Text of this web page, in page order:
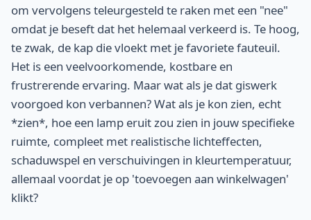
om vervolgens teleurgesteld te raken met een "nee"
omdat je beseft dat het helemaal verkeerd is. Te hoog,
te zwak, de kap die vloekt met je favoriete fauteuil.
Het is een veelvoorkomende, kostbare en
frustrerende ervaring. Maar wat als je dat giswerk
voorgoed kon verbannen? Wat als je kon zien, echt
*zien*, hoe een lamp eruit zou zien in jouw specifieke
ruimte, compleet met realistische lichteffecten,
schaduwspel en verschuivingen in kleurtemperatuur,
allemaal voordat je op 'toevoegen aan winkelwagen'
klikt?